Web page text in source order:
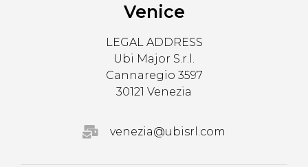
Venice
LEGAL ADDRESS
Ubi Major S.r.l.
Cannaregio 3597
30121 Venezia
venezia@ubisrl.com